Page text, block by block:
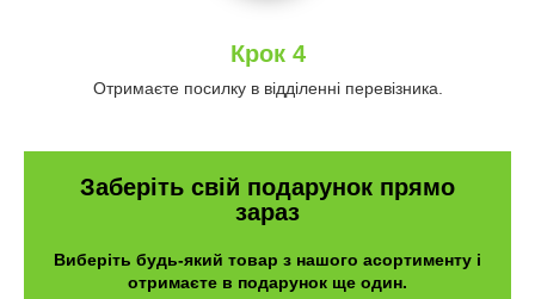
Крок 4
Отримаєте посилку в відділенні перевізника.
Заберіть свій подарунок прямо
зараз
Виберіть будь-який товар з нашого асортименту і
отримаєте в подарунок ще один.